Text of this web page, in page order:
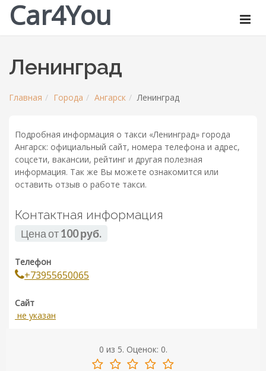
Car4You
Ленинград
Главная Города Ангарск Ленинград
Подробная информация о такси «Ленинград» города
Ангарск: официальный сайт, номера телефона и адрес,
соцсети, вакансии, рейтинг и другая полезная
информация. Так же Вы можете ознакомится или
оставить отзыв о работе такси.
Контактная информация
Цена от100 руб.
Телефон
+73955650065
Сайт
не указан
0 из 5. Оценок: 0.